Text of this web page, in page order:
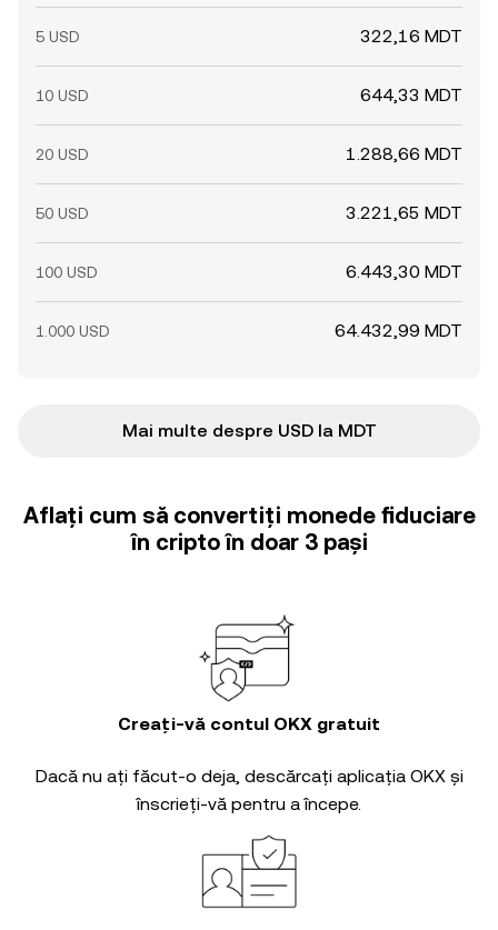
5 USD 322,16 MDT
10 USD 644,33 MDT
20 USD 1.288,66 MDT
50 USD 3.221,65 MDT
100 USD 6.443,30 MDT
1.000 USD 64.432,99 MDT
Mai multe despre USD la MDT
Aflați cum să convertiți monede fiduciare
în cripto în doar 3 pași
Creați-vă contul OKX gratuit
Dacă nu ați făcut-o deja, descărcați aplicația OKX și
înscrieți-vă pentru a începe.